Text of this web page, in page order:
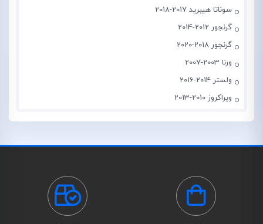
سوناتا هیبرید 2017-2018
گرنجور 2012-2014
گرنجور 2018-2020
ورنا 2003-2007
ولستر 2014-2016
ویراکروز 2010-2013